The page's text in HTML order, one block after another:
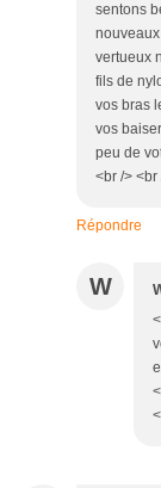
sentons
vertueux
fils de
vos bras
vos
peu de
<br /> <br
Répondre
W